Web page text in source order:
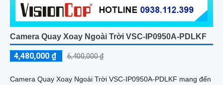
Camera Quay Xoay Ngoài Trời VSC-IP0950A-PDLKF
4,480,000 ₫ 6,400,000 ₫
Camera Quay Xoay Ngoài Trời VSC-IP0950A-PDLKF mang đến